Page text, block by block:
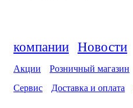
компании Новости
Акции Розничный магазин
Сервис
Доставка и оплата